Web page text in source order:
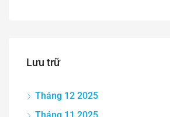
Lưu trữ
Tháng 12 2025